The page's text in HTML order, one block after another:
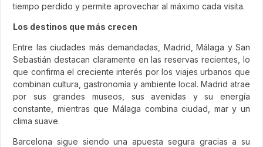
tiempo perdido y permite aprovechar al máximo cada visita.
Los destinos que más crecen
Entre las ciudades más demandadas, Madrid, Málaga y San
Sebastián destacan claramente en las reservas recientes, lo
que confirma el creciente interés por los viajes urbanos que
combinan cultura, gastronomía y ambiente local. Madrid atrae
por sus grandes museos, sus avenidas y su energía
constante, mientras que Málaga combina ciudad, mar y un
clima suave.
Barcelona sigue siendo una apuesta segura gracias a su